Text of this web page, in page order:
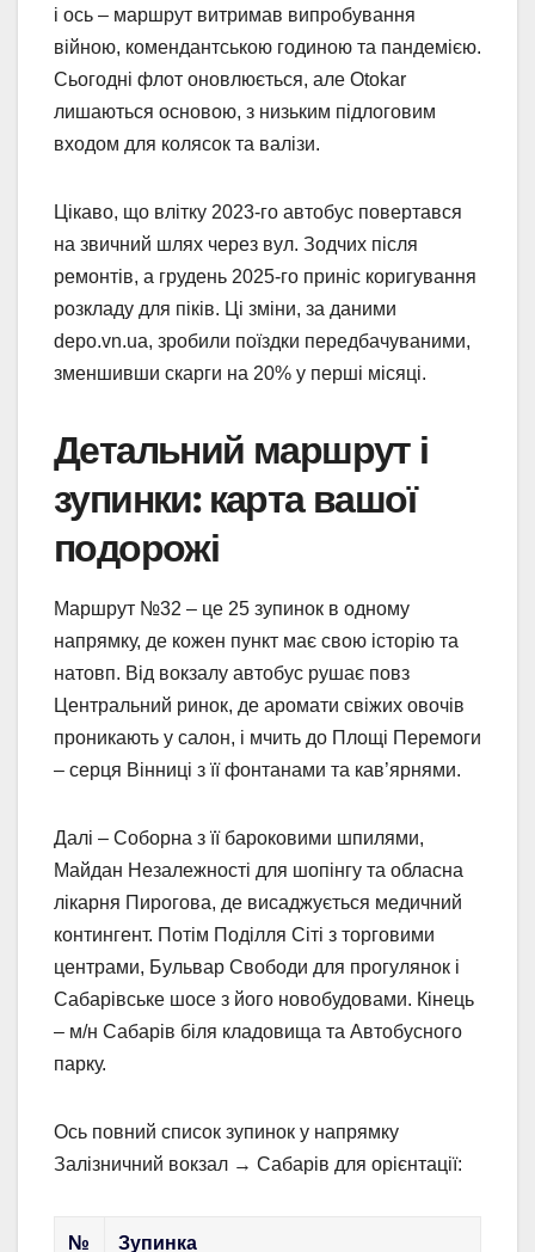
і ось – маршрут витримав випробування
війною, комендантською годиною та пандемією.
Сьогодні флот оновлюється, але Otokar
лишаються основою, з низьким підлоговим
входом для колясок та валізи.
Цікаво, що влітку 2023-го автобус повертався
на звичний шлях через вул. Зодчих після
ремонтів, а грудень 2025-го приніс коригування
розкладу для піків. Ці зміни, за даними
depo.vn.ua, зробили поїздки передбачуваними,
зменшивши скарги на 20% у перші місяці.
Детальний маршрут і
зупинки: карта вашої
подорожі
Маршрут №32 – це 25 зупинок в одному
напрямку, де кожен пункт має свою історію та
натовп. Від вокзалу автобус рушає повз
Центральний ринок, де аромати свіжих овочів
проникають у салон, і мчить до Площі Перемоги
– серця Вінниці з її фонтанами та кав’ярнями.
Далі – Соборна з її бароковими шпилями,
Майдан Незалежності для шопінгу та обласна
лікарня Пирогова, де висаджується медичний
контингент. Потім Поділля Сіті з торговими
центрами, Бульвар Свободи для прогулянок і
Сабарівське шосе з його новобудовами. Кінець
– м/н Сабарів біля кладовища та Автобусного
парку.
Ось повний список зупинок у напрямку
Залізничний вокзал → Сабарів для орієнтації:
№ Зупинка